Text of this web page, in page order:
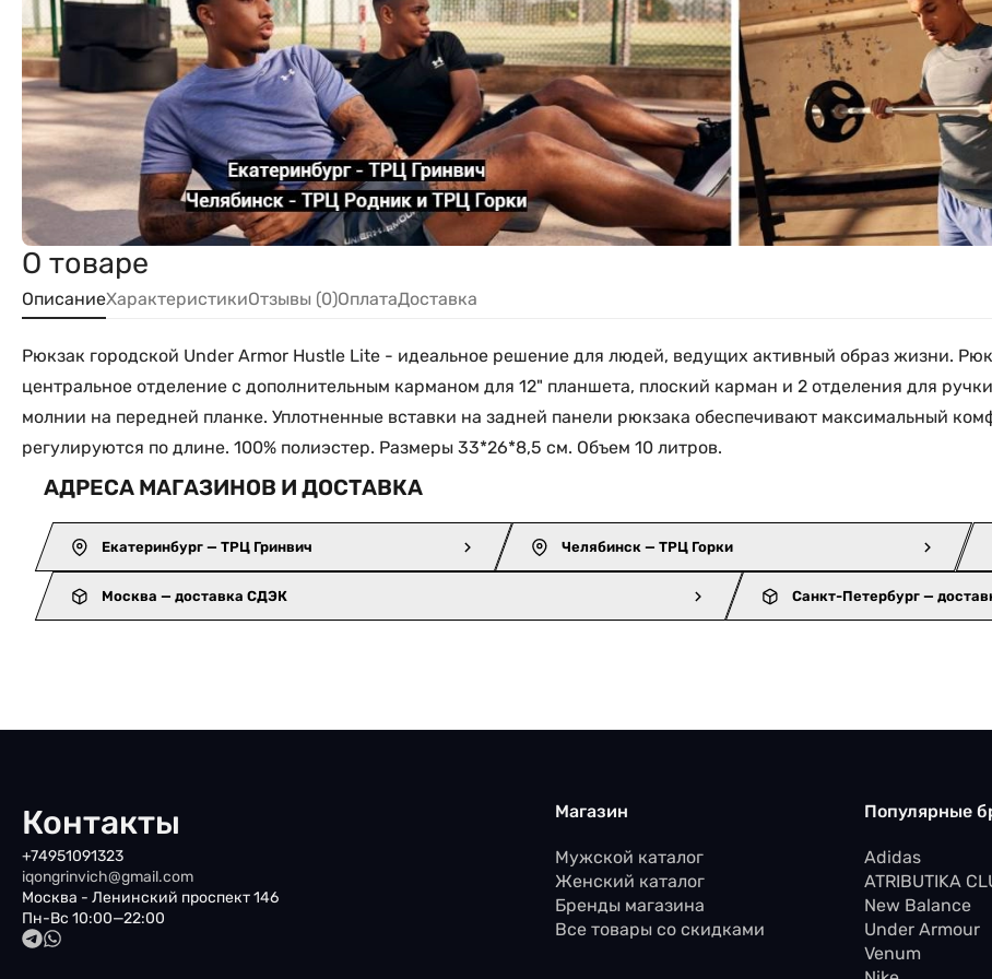
О товаре
ОписаниеХарактеристикиОтзывы (0)ОплатаДоставка
Рюкзак городской Under Armor Hustle Lite - идеальное решение для людей, ведущих активный образ жизни.
центральное отделение с дополнительным карманом для 12" планшета, плоский карман и 2 отделения для
молнии на передней планке. Уплотненные вставки на задней панели рюкзака обеспечивают максимальный
регулируются по длине. 100% полиэстер. Размеры 33*26*8,5 см. Объем 10 литров.
АДРЕСА МАГАЗИНОВ И ДОСТАВКА
Екатеринбург — ТРЦ Гринвич Челябинск — ТРЦ Горки
Москва — доставка СДЭК Санкт-Петербург —
Контакты
+74951091323
iqongrinvich@gmail.com
Москва - Ленинский проспект 146
Пн-Вс 10:00—22:00
Магазин
Мужской каталог
Женский каталог
Бренды магазина
Все товары со скидками
Популярные
Adidas
ATRIBUTIKA
New Balance
Under Armour
Venum